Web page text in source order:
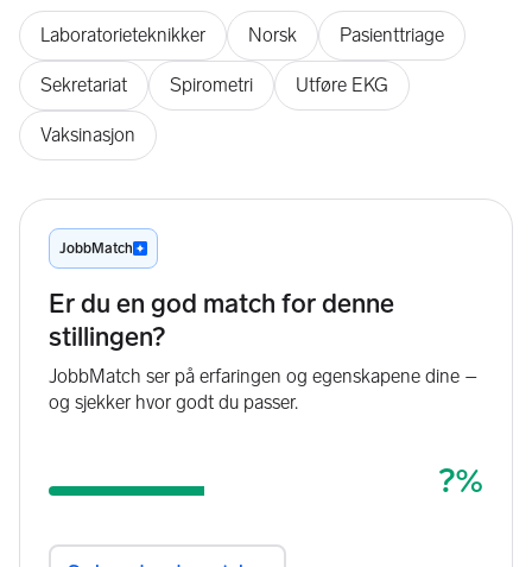
Laboratorieteknikker Norsk Pasienttriage
Sekretariat Spirometri Utføre EKG
Vaksinasjon